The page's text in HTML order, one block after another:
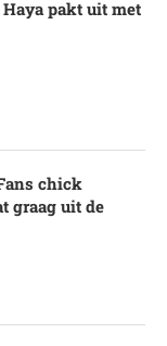
pakt uit met
chick
graag uit de